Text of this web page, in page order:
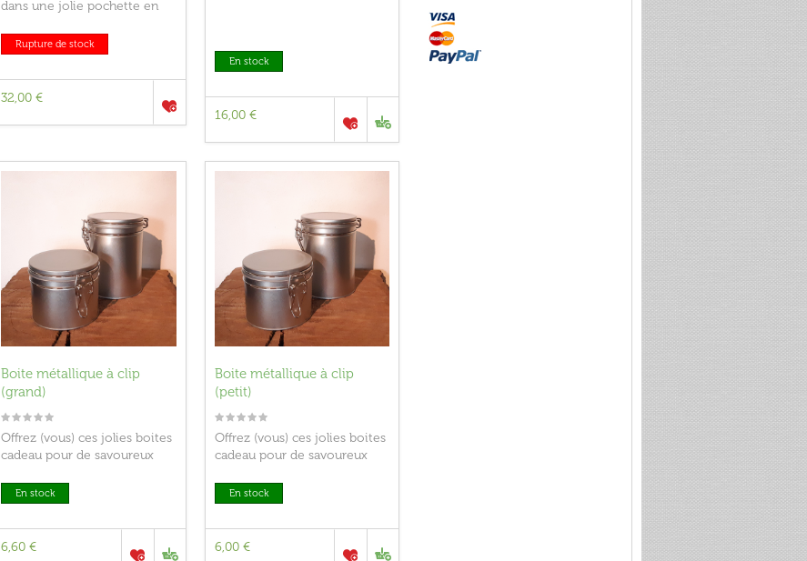
dans une jolie pochette en
magnifique cadeau !
Rupture de stock
32,00 €
En stock
16,00 €
Boite métallique à clip
(grand)
Offrez (vous) ces jolies boites
cadeau pour de savoureux
En stock
6,60 €
Boite métallique à clip
(petit)
Offrez (vous) ces jolies boites
cadeau pour de savoureux
En stock
6,00 €